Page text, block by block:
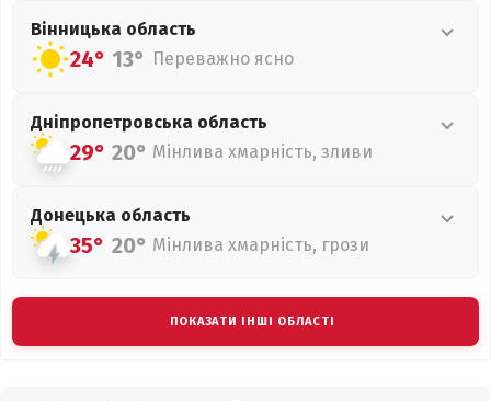
Вінницька область
24° 13° Переважно ясно
Дніпропетровська область
29° 20° Мінлива хмарність, зливи
Донецька область
35° 20° Мінлива хмарність, грози
ПОКАЗАТИ ІНШІ ОБЛАСТІ